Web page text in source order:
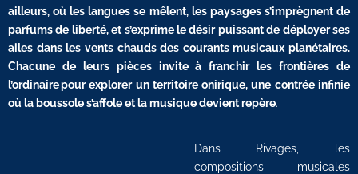
ailleurs, où les langues se mêlent, les paysages s’imprègnent de
parfums de liberté, et s’exprime le désir puissant de déployer ses
ailes dans les vents chauds des courants musicaux planétaires.
Chacune de leurs pièces invite à franchir les frontières de
l’ordinaire pour explorer un territoire onirique, une contrée infinie
où la boussole s’affole et la musique devient repère.
Dans Rivages, les
compositions musicales